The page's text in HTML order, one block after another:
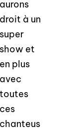
aurons
droit à un
super
show et
en plus
avec
toutes
ces
chanteus